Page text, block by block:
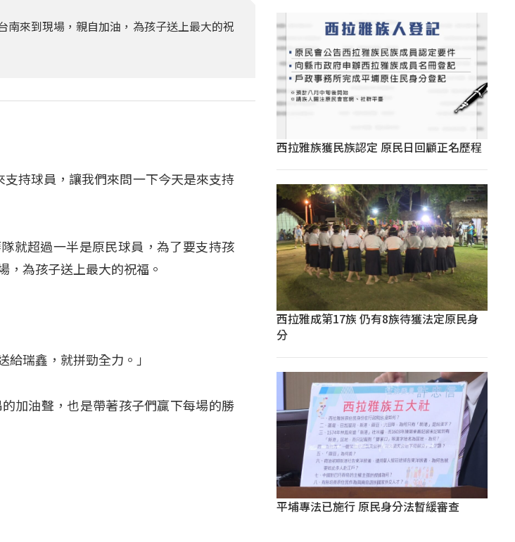
南來到現場，親自加油，為孩子送上最大的祝
持球員，讓我們來問一下今天是來支持
就超過一半是原民球員，為了要支持孩
，為孩子送上最大的祝福。
瑞鑫，就拼勁全力。」
加油聲，也是帶著孩子們贏下每場的勝
西拉雅族獲民族認定 原民日回顧正名歷程
西拉雅成第17族 仍有8族待獲法定原民身
分
平埔專法已施行 原民身分法暫緩審查